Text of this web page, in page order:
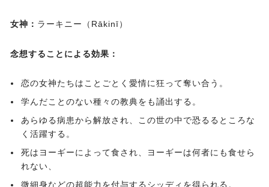
女神： ラーキニー（Rākinī）
念想することによる効果：
恋の女神たちはことごとく愛情に狂って奪い合う。
学んだことのない種々の教典をも誦出する。
あらゆる病患から解放され、この世の中で恐るるところな
く活躍する。
死はヨーギーによって食され、ヨーギーは何者にも食せら
れない、
微細身などの超能力を付与するシッディを得られる。